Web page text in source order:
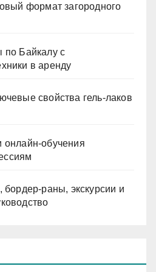
формат загородного
по Байкалу с
в аренду
свойства гель-лаков
онлайн-обучения
бордер-раны, экскурсии и